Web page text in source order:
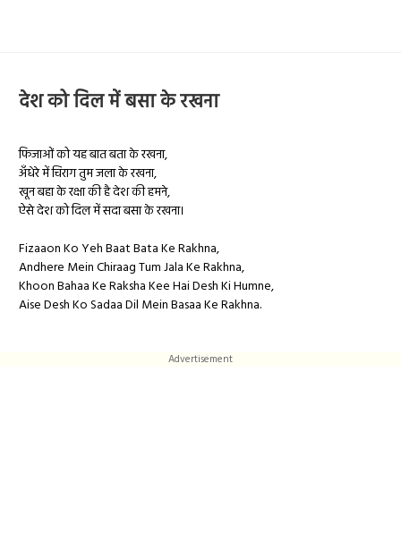
देश को दिल में बसा के रखना
फिजाओं को यह बात बता के रखना,
अँधेरे में चिराग तुम जला के रखना,
खून बहा के रक्षा की है देश की हमने,
ऐसे देश को दिल में सदा बसा के रखना।
Fizaaon Ko Yeh Baat Bata Ke Rakhna,
Andhere Mein Chiraag Tum Jala Ke Rakhna,
Khoon Bahaa Ke Raksha Kee Hai Desh Ki Humne,
Aise Desh Ko Sadaa Dil Mein Basaa Ke Rakhna.
Advertisement